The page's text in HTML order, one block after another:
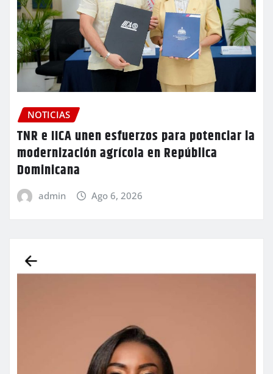
NOTICIAS
TNR e IICA unen esfuerzos para potenciar la
modernización agrícola en República
Dominicana
admin Ago 6, 2026